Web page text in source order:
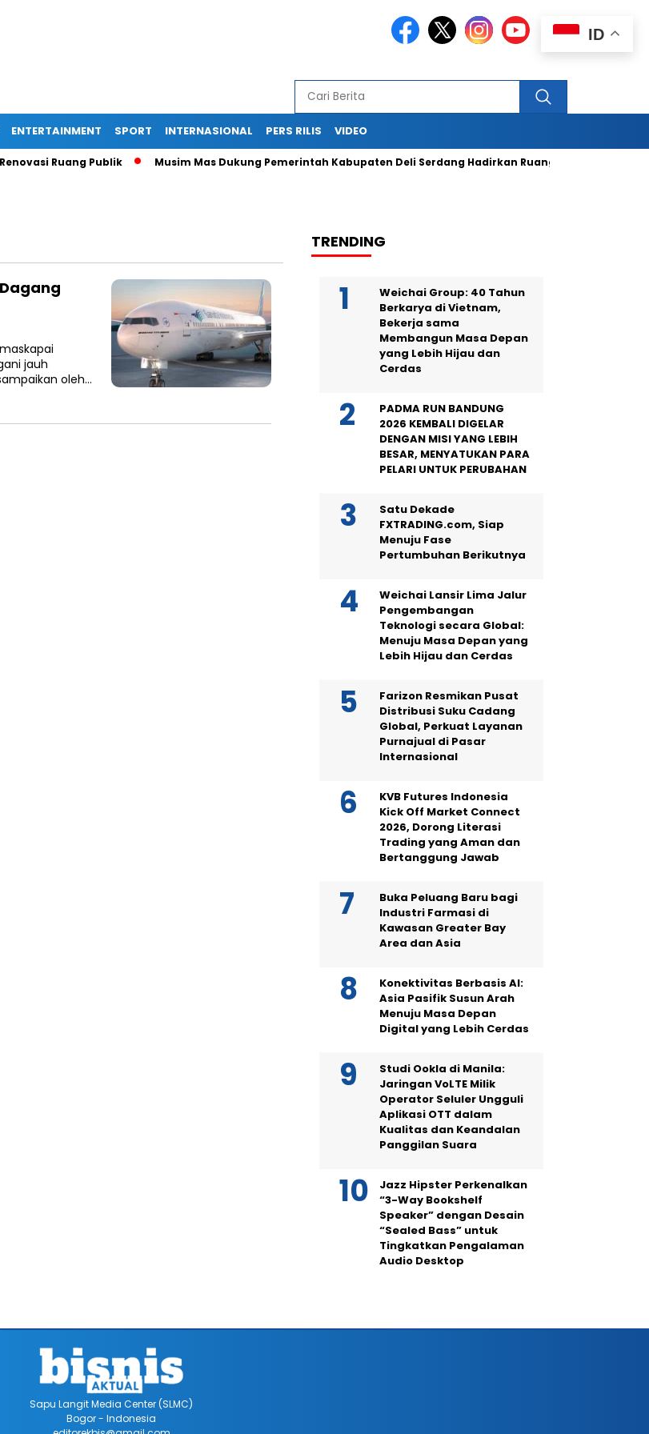
ENTERTAINMENT SPORT INTERNASIONAL PERS RILIS VIDEO
Ruang Publik Musim Mas Dukung Pemerintah Kabupaten Deli Serdang Hadirkan Ruang Publik Bersama
jauh
oleh…
TRENDING
Weichai Group: 40 Tahun
Berkarya di Vietnam,
Bekerja sama
Membangun Masa Depan
yang Lebih Hijau dan
Cerdas
PADMA RUN BANDUNG
2026 KEMBALI DIGELAR
DENGAN MISI YANG LEBIH
BESAR, MENYATUKAN PARA
PELARI UNTUK PERUBAHAN
Satu Dekade
FXTRADING.com, Siap
Menuju Fase
Pertumbuhan Berikutnya
Weichai Lansir Lima Jalur
Pengembangan
Teknologi secara Global:
Menuju Masa Depan yang
Lebih Hijau dan Cerdas
Farizon Resmikan Pusat
Distribusi Suku Cadang
Global, Perkuat Layanan
Purnajual di Pasar
Internasional
KVB Futures Indonesia
Kick Off Market Connect
2026, Dorong Literasi
Trading yang Aman dan
Bertanggung Jawab
Buka Peluang Baru bagi
Industri Farmasi di
Kawasan Greater Bay
Area dan Asia
Konektivitas Berbasis AI:
Asia Pasifik Susun Arah
Menuju Masa Depan
Digital yang Lebih Cerdas
Studi Ookla di Manila:
Jaringan VoLTE Milik
Operator Seluler Ungguli
Aplikasi OTT dalam
Kualitas dan Keandalan
Panggilan Suara
Jazz Hipster Perkenalkan
“3-Way Bookshelf
Speaker” dengan Desain
“Sealed Bass” untuk
Tingkatkan Pengalaman
Audio Desktop
ID
Sapu Langit Media Center (SLMC)
Bogor - Indonesia